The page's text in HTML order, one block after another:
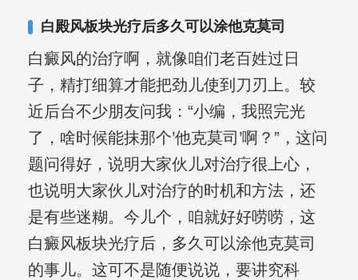
白殿风板块光疗后多久可以涂他克莫司
白癜风的治疗啊，就像咱们老百姓过日
子，精打细算才能把劲儿使到刀刃上。较
近后台不少朋友问我：“小编，我照完光
了，啥时候能抹那个’他克莫司’啊？”，这问
题问得好，说明大家伙儿对治疗很上心，
也说明大家伙儿对治疗的时机和方法，还
是有些迷糊。今儿个，咱就好好唠唠，这
白癜风板块光疗后，多久可以涂他克莫司
的事儿。这可不是随便说说，要讲究科